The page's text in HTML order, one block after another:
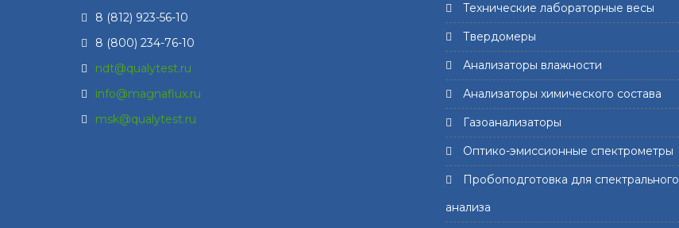
8 (812) 923-56-10
8 (800) 234-76-10
ndt@qualytest.ru
info@magnaflux.ru
msk@qualytest.ru
Технические лабораторные весы
Твердомеры
Анализаторы влажности
Анализаторы химического состава
Газоанализаторы
Оптико-эмиссионные спектрометры
Пробоподготовка для спектрального
анализа